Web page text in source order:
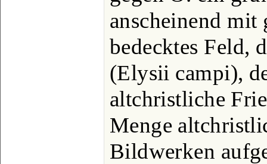
anscheinend mit
bedecktes Feld,
(Elysii campi),
altchristliche
Menge
Bildwerken